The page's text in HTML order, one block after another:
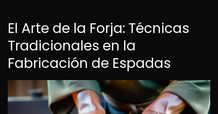
El Arte de la Forja: Técnicas
Tradicionales en la
Fabricación de Espadas